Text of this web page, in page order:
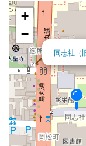
同志
同志社（
+
−